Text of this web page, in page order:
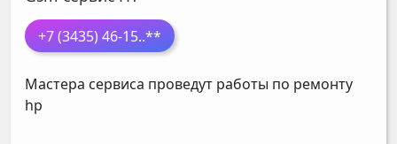
+7 (3435) 46-15..**
Мастера сервиса проведут работы по ремонту
hp